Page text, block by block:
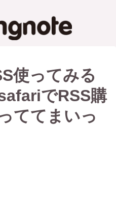
使ってみる
でRSS購
ててまいっ